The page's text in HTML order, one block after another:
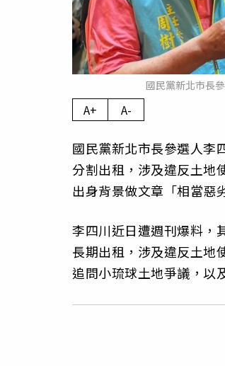
國民黨新北市長
A+ A-
國民黨新北市長參選人李
分割出租，涉及違反土地
出身背景做文章「相當惡
李四川近日遭週刊爆料，
長期出租，涉及違反土地
追問小琉球土地爭議，以